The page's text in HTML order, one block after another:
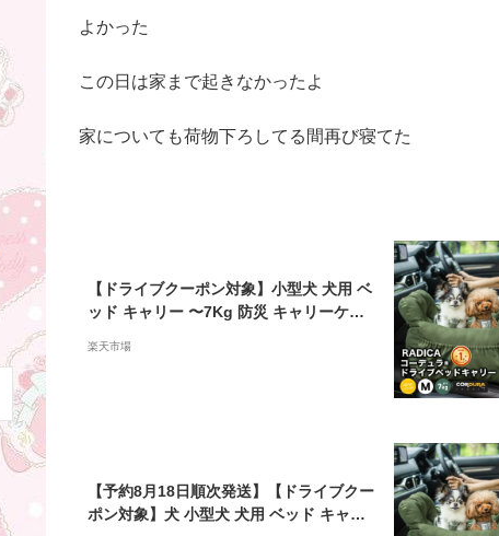
よかった
この日は家まで起きなかったよ
家についても荷物下ろしてる間再び寝てた
【ドライブクーポン対象】小型犬 犬用 ベ
ッド キャリー 〜7Kg 防災 キャリーケー
防汚 防油 ドライブ用品 通年 キャリーバ
楽天市場
【予約8月18日順次発送】【ドライブクー
ポン対象】犬 小型犬 犬用 ベッド キャリ